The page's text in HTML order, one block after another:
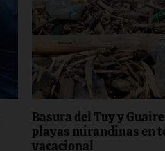
Basura del Tuy y
playas mirandinas en
vacacional